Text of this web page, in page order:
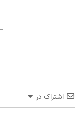
اشتراک در